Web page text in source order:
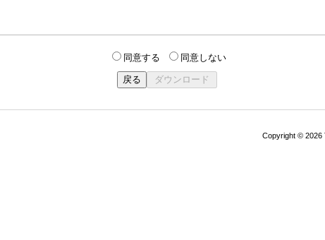
同意する 同意しない
Copyright © 2026